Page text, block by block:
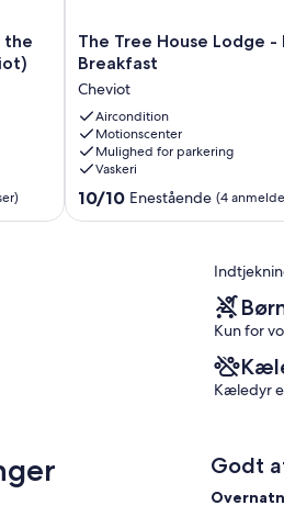
the
The
Tree
Lodge
-
Bed
&
Breakfast
Cheviot
The Tree House Lodge -
Breakfast
Cheviot
Aircondition
Motionscenter
Mulighed for parkering
Vaskeri
10.0
ud
10/10 Enestående (4
Kun for
Kæledyr
Godt